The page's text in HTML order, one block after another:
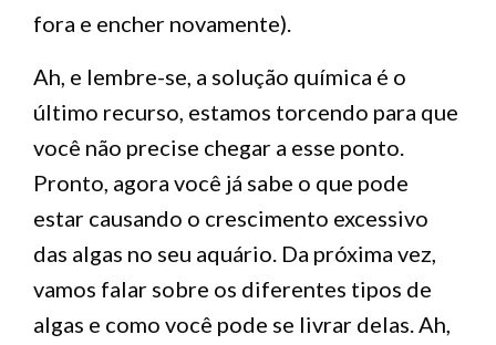
fora e encher novamente).
Ah, e lembre-se, a solução química é o
último recurso, estamos torcendo para que
você não precise chegar a esse ponto.
Pronto, agora você já sabe o que pode
estar causando o crescimento excessivo
das algas no seu aquário. Da próxima vez,
vamos falar sobre os diferentes tipos de
algas e como você pode se livrar delas. Ah,